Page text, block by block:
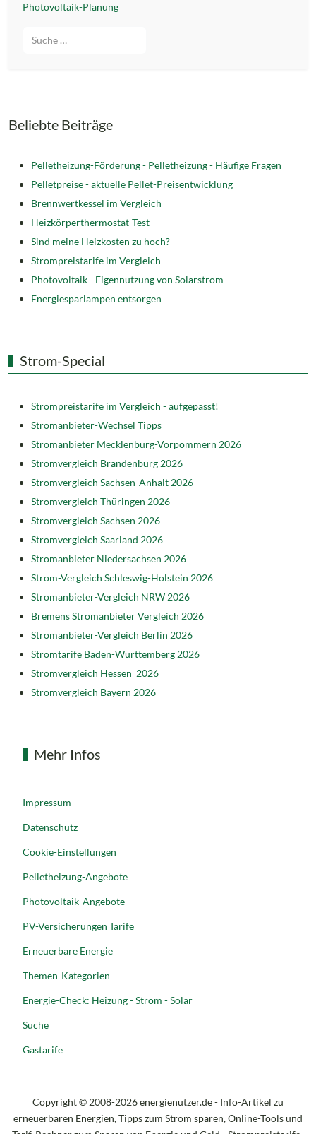
Photovoltaik-Planung
Beliebte Beiträge
Pelletheizung-Förderung - Pelletheizung - Häufige Fragen
Pelletpreise - aktuelle Pellet-Preisentwicklung
Brennwertkessel im Vergleich
Heizkörperthermostat-Test
Sind meine Heizkosten zu hoch?
Strompreistarife im Vergleich
Photovoltaik - Eigennutzung von Solarstrom
Energiesparlampen entsorgen
Strom-Special
Strompreistarife im Vergleich - aufgepasst!
Stromanbieter-Wechsel Tipps
Stromanbieter Mecklenburg-Vorpommern 2026
Stromvergleich Brandenburg 2026
Stromvergleich Sachsen-Anhalt 2026
Stromvergleich Thüringen 2026
Stromvergleich Sachsen 2026
Stromvergleich Saarland 2026
Stromanbieter Niedersachsen 2026
Strom-Vergleich Schleswig-Holstein 2026
Stromanbieter-Vergleich NRW 2026
Bremens Stromanbieter Vergleich 2026
Stromanbieter-Vergleich Berlin 2026
Stromtarife Baden-Württemberg 2026
Stromvergleich Hessen 2026
Stromvergleich Bayern 2026
Mehr Infos
Impressum
Datenschutz
Cookie-Einstellungen
Pelletheizung-Angebote
Photovoltaik-Angebote
PV-Versicherungen Tarife
Erneuerbare Energie
Themen-Kategorien
Energie-Check: Heizung - Strom - Solar
Suche
Gastarife
Copyright © 2008-2026 energienutzer.de - Info-Artikel zu
erneuerbaren Energien, Tipps zum Strom sparen, Online-Tools und